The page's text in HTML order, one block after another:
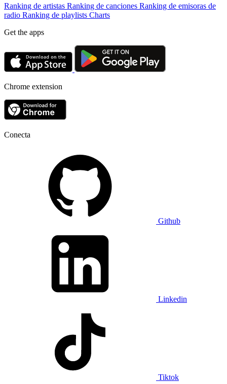
Ranking de artistas Ranking de canciones Ranking de emisoras de
radio Ranking de playlists Charts
Get the apps
Chrome extension
Conecta
Github
Linkedin
Tiktok